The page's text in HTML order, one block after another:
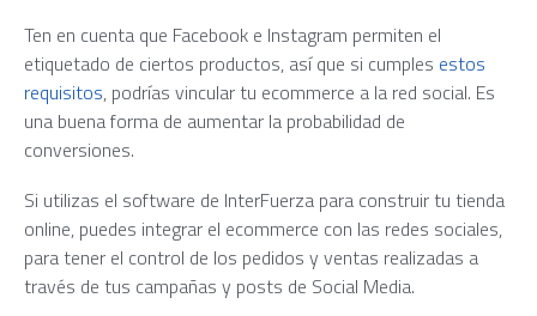
Ten en cuenta que Facebook e Instagram permiten el
etiquetado de ciertos productos, así que si cumples estos
requisitos, podrías vincular tu ecommerce a la red social. Es
una buena forma de aumentar la probabilidad de
conversiones.
Si utilizas el software de InterFuerza para construir tu tienda
online, puedes integrar el ecommerce con las redes sociales,
para tener el control de los pedidos y ventas realizadas a
través de tus campañas y posts de Social Media.